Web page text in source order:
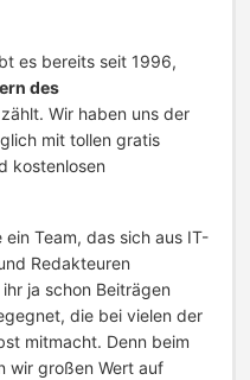
es bereits seit 1996,
des
zählt. Wir haben uns der
mit tollen gratis
kostenlosen
Team, das sich aus IT-
Redakteuren
ja schon Beiträgen
die bei vielen der
mitmacht. Denn beim
wir großen Wert auf